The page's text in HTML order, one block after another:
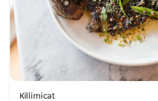
Killimicat